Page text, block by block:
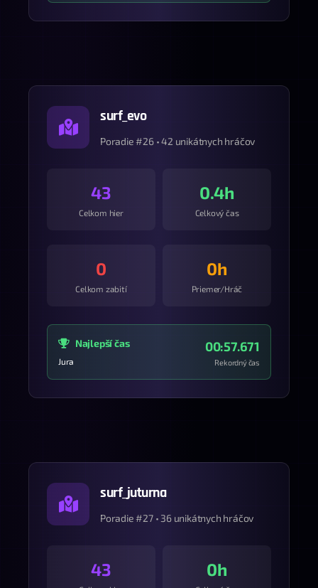
surf_evo
Poradie #26 • 42 unikátnych hráčov
43
Celkom hier
0.4h
Celkový čas
0
Celkom zabití
0h
Priemer/Hráč
Najlepší čas
Jura
00:57.671
Rekordný čas
surf_juturna
Poradie #27 • 36 unikátnych hráčov
43 0h